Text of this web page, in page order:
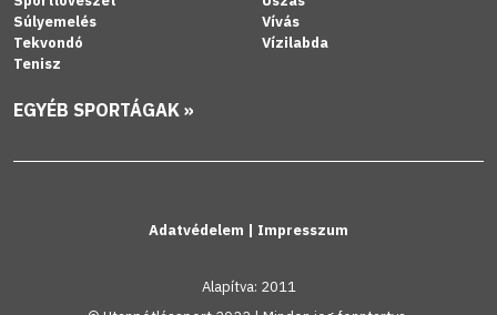
Súlyemelés
Tekvondó
Tenisz
Vívás
Vízilabda
EGYÉB SPORTÁGAK »
Adatvédelem | Impresszum
Alapítva: 2011